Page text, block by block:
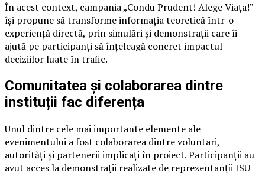
În acest context, campania „Condu Prudent! Alege Viața!”
își propune să transforme informația teoretică într-o
experiență directă, prin simulări și demonstrații care îi
ajută pe participanți să înțeleagă concret impactul
deciziilor luate în trafic.
Comunitatea și colaborarea dintre
instituții fac diferența
Unul dintre cele mai importante elemente ale
evenimentului a fost colaborarea dintre voluntari,
autorități și partenerii implicați în proiect. Participanții au
avut acces la demonstrații realizate de reprezentanții ISU